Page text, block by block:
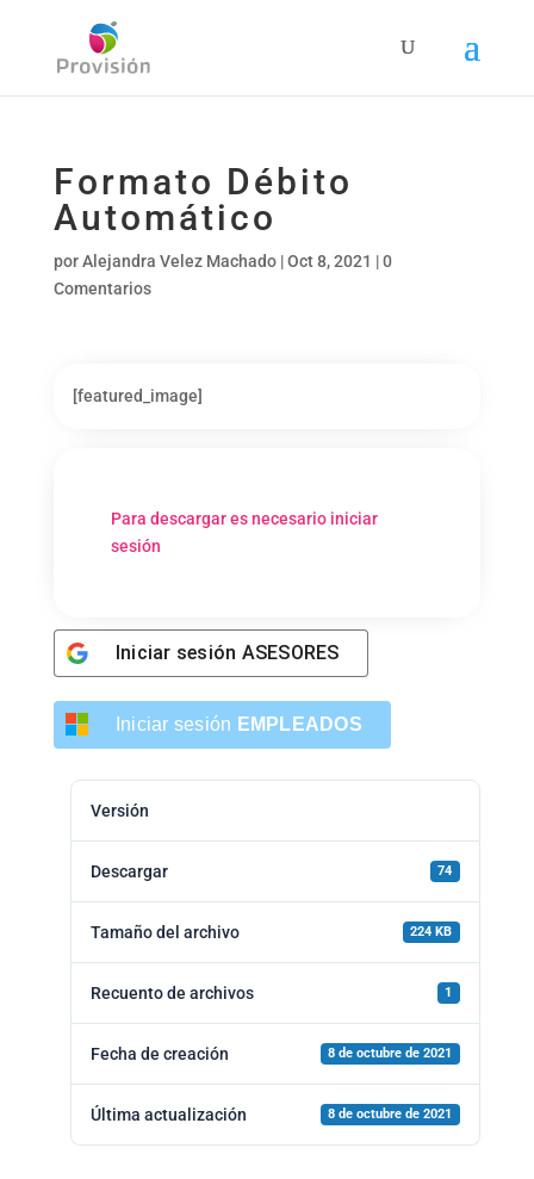
Formato Débito
Automático
porAlejandra Velez Machado|Oct 8, 2021 |0
Comentarios
[featured_image]
Para descargar es necesario iniciar
sesión
Iniciar sesión ASESORES
Iniciar sesión EMPLEADOS
Versión
Descargar 74
Tamaño del archivo 224 KB
Recuento de archivos 1
Fecha de creación 8 de octubre de 2021
Última actualización 8 de octubre de 2021